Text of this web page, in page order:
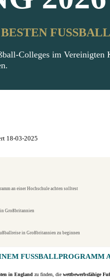
Colleges im
18-03-2025
an einer Hochschule achten solltest
Großbritannien
in Großbritannien zu beginnen
FUSSBALLPROGRAMM
in England zu finden, die wettbewerbsfähige